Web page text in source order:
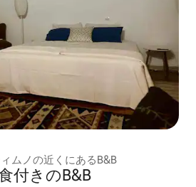
ムノの近くにあるB&B
付きのB&B